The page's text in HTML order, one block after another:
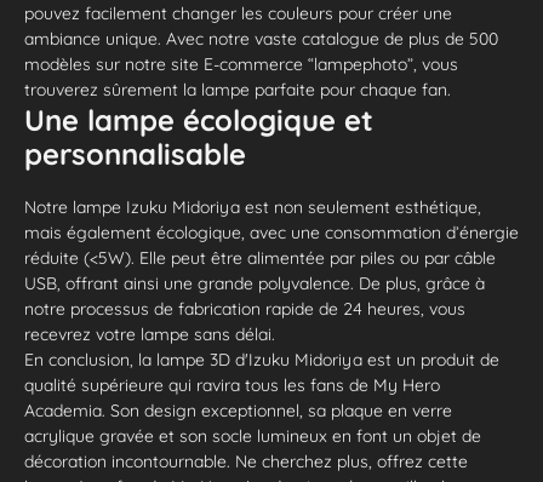
pouvez facilement changer les couleurs pour créer une
ambiance unique. Avec notre vaste catalogue de plus de 500
modèles sur notre site E-commerce “lampephoto”, vous
trouverez sûrement la lampe parfaite pour chaque fan.
Une lampe écologique et
personnalisable
Notre lampe Izuku Midoriya est non seulement esthétique,
mais également écologique, avec une consommation d’énergie
réduite (<5W). Elle peut être alimentée par piles ou par câble
USB, offrant ainsi une grande polyvalence. De plus, grâce à
notre processus de fabrication rapide de 24 heures, vous
recevrez votre lampe sans délai.
En conclusion, la lampe 3D d'Izuku Midoriya est un produit de
qualité supérieure qui ravira tous les fans de My Hero
Academia. Son design exceptionnel, sa plaque en verre
acrylique gravée et son socle lumineux en font un objet de
décoration incontournable. Ne cherchez plus, offrez cette